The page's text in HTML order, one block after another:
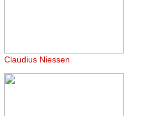
Claudius Niessen